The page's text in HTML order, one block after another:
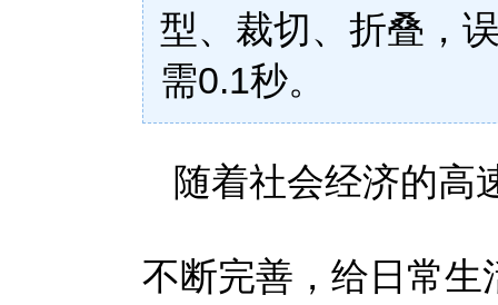
型、裁切、折叠，
需0.1秒。
随着社会经济的高
不断完善，给日常